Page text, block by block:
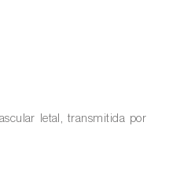
letal, transmitida por